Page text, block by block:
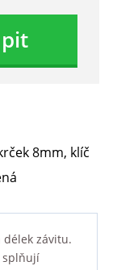
8mm, klíč
délek závitu.
splňují